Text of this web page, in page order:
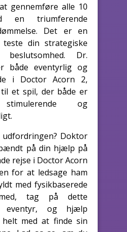
gennemføre alle 10
en triumferende
Det er en
din strategiske
Dr.
både eventyrlig og
i Doctor Acorn 2,
et spil, der både er
og
Doktor
på din hjælp på
rejse i Doctor Acorn
for at ledsage ham
med fysikbaserede
tag på dette
eventyr, og hjælp
med at finde sin